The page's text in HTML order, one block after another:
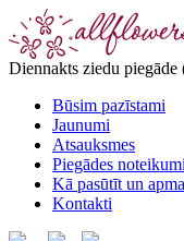
Diennakts ziedu piegāde
Būsim pazīstami
Jaunumi
Atsauksmes
Piegādes noteikumi
Kā pasūtīt un
Kontakti